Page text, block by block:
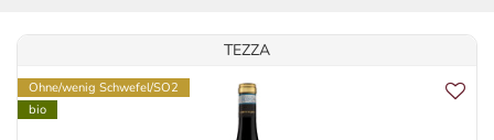
TEZZA
Ohne/wenig Schwefel/SO2
bio